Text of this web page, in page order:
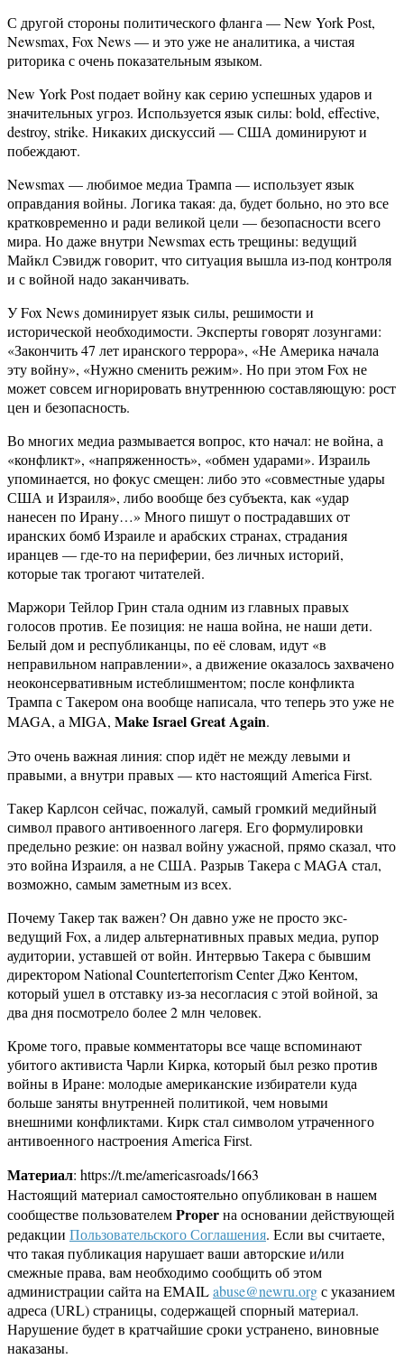
С другой стороны политического фланга — New York Post,
Newsmax, Fox News — и это уже не аналитика, а чистая
риторика с очень показательным языком.
New York Post подает войну как серию успешных ударов и
значительных угроз. Используется язык силы: bold, effective,
destroy, strike. Никаких дискуссий — США доминируют и
побеждают.
Newsmax — любимое медиа Трампа — использует язык
оправдания войны. Логика такая: да, будет больно, но это все
кратковременно и ради великой цели — безопасности всего
мира. Но даже внутри Newsmax есть трещины: ведущий
Майкл Сэвидж говорит, что ситуация вышла из-под контроля
и с войной надо заканчивать.
У Fox News доминирует язык силы, решимости и
исторической необходимости. Эксперты говорят лозунгами:
«Закончить 47 лет иранского террора», «Не Америка начала
эту войну», «Нужно сменить режим». Но при этом Fox не
может совсем игнорировать внутреннюю составляющую: рост
цен и безопасность.
Во многих медиа размывается вопрос, кто начал: не война, а
«конфликт», «напряженность», «обмен ударами». Израиль
упоминается, но фокус смещен: либо это «совместные удары
США и Израиля», либо вообще без субъекта, как «удар
нанесен по Ирану…» Много пишут о пострадавших от
иранских бомб Израиле и арабских странах, страдания
иранцев — где-то на периферии, без личных историй,
которые так трогают читателей.
Маржори Тейлор Грин стала одним из главных правых
голосов против. Ее позиция: не наша война, не наши дети.
Белый дом и республиканцы, по её словам, идут «в
неправильном направлении», а движение оказалось захвачено
неоконсервативным истеблишментом; после конфликта
Трампа с Такером она вообще написала, что теперь это уже не
MAGA, а MIGA, Make Israel Great Again.
Это очень важная линия: спор идёт не между левыми и
правыми, а внутри правых — кто настоящий America First.
Такер Карлсон сейчас, пожалуй, самый громкий медийный
символ правого антивоенного лагеря. Его формулировки
предельно резкие: он назвал войну ужасной, прямо сказал, что
это война Израиля, а не США. Разрыв Такера с MAGA стал,
возможно, самым заметным из всех.
Почему Такер так важен? Он давно уже не просто экс-
ведущий Fox, а лидер альтернативных правых медиа, рупор
аудитории, уставшей от войн. Интервью Такера с бывшим
директором National Counterterrorism Center Джо Кентом,
который ушел в отставку из-за несогласия с этой войной, за
два дня посмотрело более 2 млн человек.
Кроме того, правые комментаторы все чаще вспоминают
убитого активиста Чарли Кирка, который был резко против
войны в Иране: молодые американские избиратели куда
больше заняты внутренней политикой, чем новыми
внешними конфликтами. Кирк стал символом утраченного
антивоенного настроения America First.
Материал: https://t.me/americasroads/1663
Настоящий материал самостоятельно опубликован в нашем
сообществе пользователемProperна основании действующей
редакции Пользовательского Соглашения. Если вы считаете,
что такая публикация нарушает ваши авторские и/или
смежные права, вам необходимо сообщить об этом
администрации сайта на EMAILabuse@newru.orgс указанием
адреса (URL) страницы, содержащей спорный материал.
Нарушение будет в кратчайшие сроки устранено, виновные
наказаны.